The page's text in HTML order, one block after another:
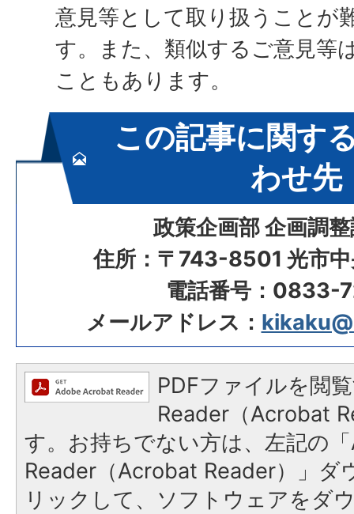
意見等として取り扱うことが
す。また、類似するご意見等
こともあります。
この記事に関す
わせ先
政策企画部 企画調
住所：〒743-8501 光市中
電話番号：0833-
メールアドレス：
PDFファイルを閲
Reader（Acrobat
す。お持ちでない方は、左記の
Reader（Acrobat Reader）」ダ
リックして、ソフトウェアをダ